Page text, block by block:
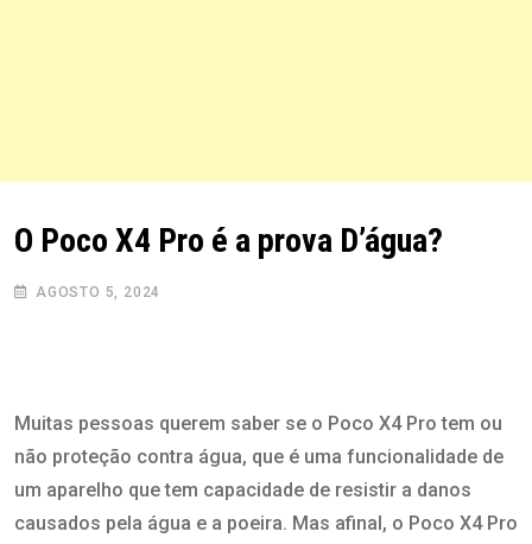
O Poco X4 Pro é a prova D’água?
AGOSTO 5, 2024
Muitas pessoas querem saber se o Poco X4 Pro tem ou
não proteção contra água, que é uma funcionalidade de
um aparelho que tem capacidade de resistir a danos
causados pela água e a poeira. Mas afinal, o Poco X4 Pro